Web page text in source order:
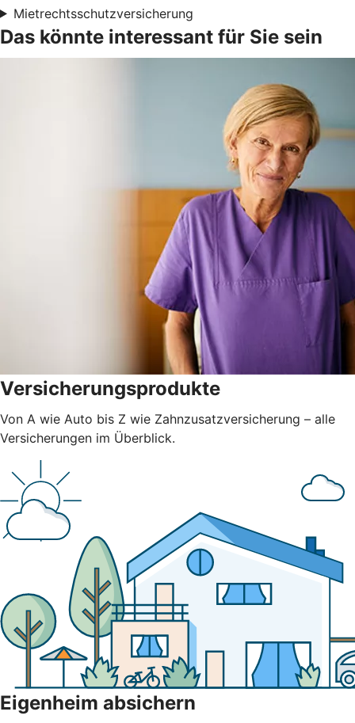
Mietrechtsschutzversicherung
Das könnte interessant für Sie sein
Versicherungsprodukte
Von A wie Auto bis Z wie Zahnzusatzversicherung – alle
Versicherungen im Überblick.
Eigenheim absichern